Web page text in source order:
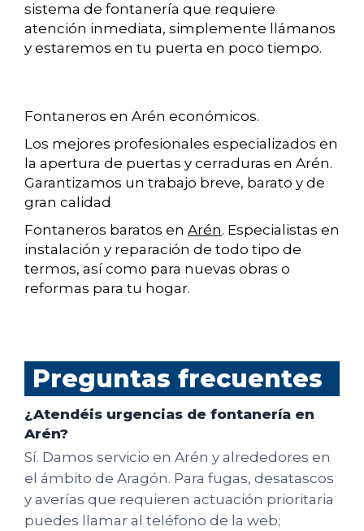
sistema de fontanería que requiere
atención inmediata, simplemente llámanos
y estaremos en tu puerta en poco tiempo.
Fontaneros en Arén económicos.
Los mejores profesionales especializados en
la apertura de puertas y cerraduras en Arén.
Garantizamos un trabajo breve, barato y de
gran calidad
Fontaneros baratos en Arén. Especialistas en
instalación y reparación de todo tipo de
termos, así como para nuevas obras o
reformas para tu hogar.
Preguntas frecuentes
¿Atendéis urgencias de fontanería en
Arén?
Sí. Damos servicio en Arén y alrededores en
el ámbito de Aragón. Para fugas, desatascos
y averías que requieren actuación prioritaria
puedes llamar al teléfono de la web;